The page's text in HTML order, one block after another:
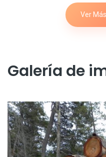
Ver
Galería de